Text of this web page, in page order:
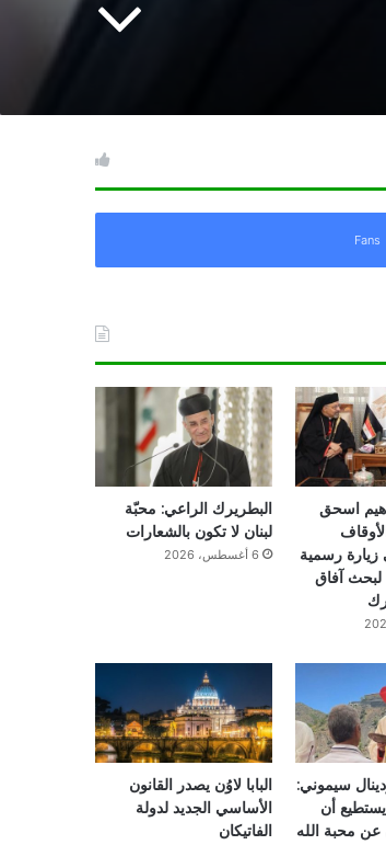
Fans
اسحق
زيارة رسمية
لبحث آفاق
البطريرك الراعي: محبّة
لبنان لا تكون بالشعارات
6 أغسطس، 2026
سيموني:
أن
محبة الله
البابا لاوُن يصدر القانون
الأساسي الجديد لدولة
الفاتيكان